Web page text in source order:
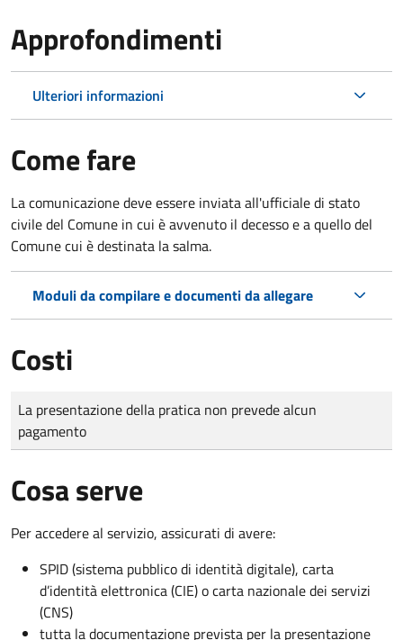
Approfondimenti
Ulteriori informazioni
Come fare
La comunicazione deve essere inviata all'ufficiale di stato
civile del Comune in cui è avvenuto il decesso e a quello del
Comune cui è destinata la salma.
Moduli da compilare e documenti da allegare
Costi
Tipo di pagamento
Importo
La presentazione della pratica non prevede alcun
pagamento
Cosa serve
Per accedere al servizio, assicurati di avere:
SPID (sistema pubblico di identità digitale), carta
d’identità elettronica (CIE) o carta nazionale dei servizi
(CNS)
tutta la documentazione prevista per la presentazione